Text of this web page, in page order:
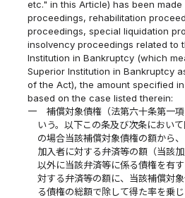
etc." in this Article) has been
proceedings, rehabilitation
proceedings, special liquidation
insolvency proceedings related to
Institution in Bankruptcy (which
Superior Institution in Bankruptcy
of the Act), the amount specified
based on the case listed therein:
一
補償対象債権（法第六十条第一
いう。以下この条及び次条におい
の場合当該補償対象債権の額から
加入者に対する弁済等の額（当該
以外に当該弁済等に係る債権を有
対する弁済等の額に、当該補償対
る債権の総額で除して得た率を乗